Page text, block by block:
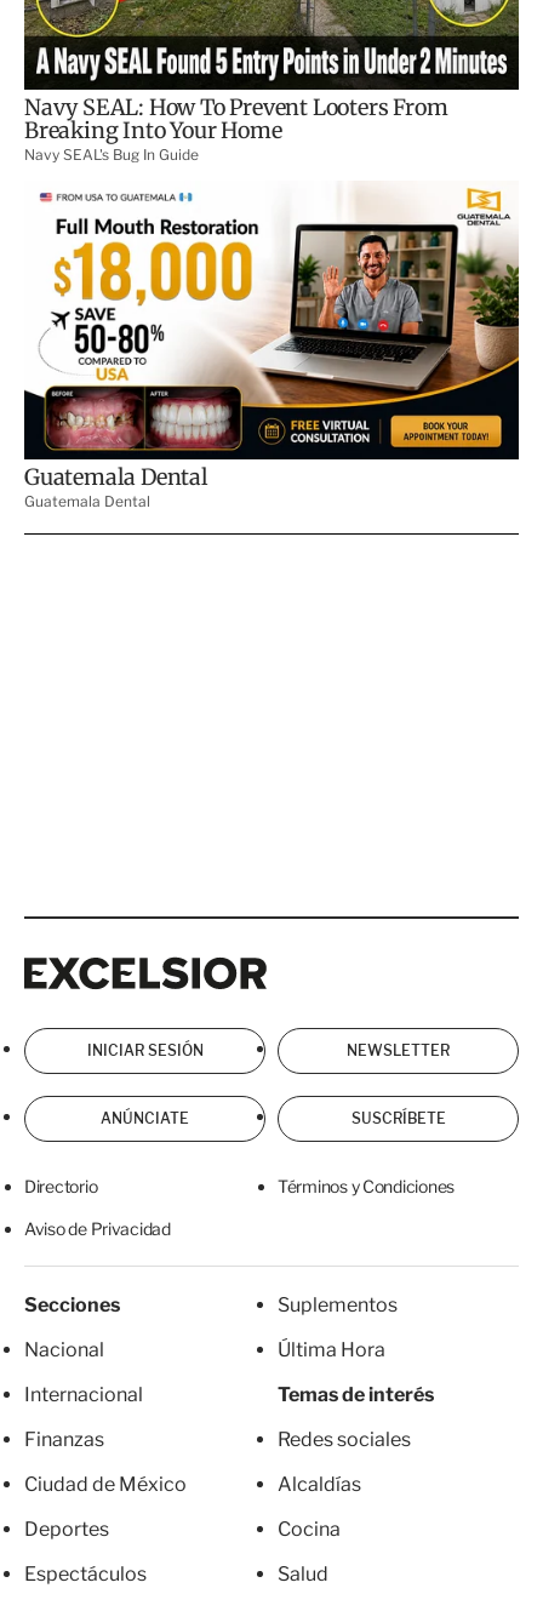
INICIAR SESIÓN NEWSLETTER
ANÚNCIATE SUSCRÍBETE
Directorio Términos y Condiciones
Aviso de Privacidad
Secciones
Nacional
Internacional
Finanzas
Ciudad de México
Deportes
Espectáculos
Suplementos
Última Hora
Temas de interés
Redes sociales
Alcaldías
Cocina
Salud